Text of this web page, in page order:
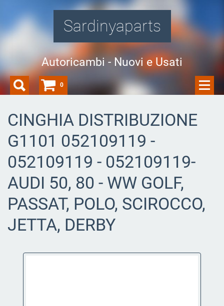
Sardinyaparts
Autoricambi - Nuovi e Usati
CINGHIA DISTRIBUZIONE
G1101 052109119 -
052109119 - 052109119-
AUDI 50, 80 - WW GOLF,
PASSAT, POLO, SCIROCCO,
JETTA, DERBY
0